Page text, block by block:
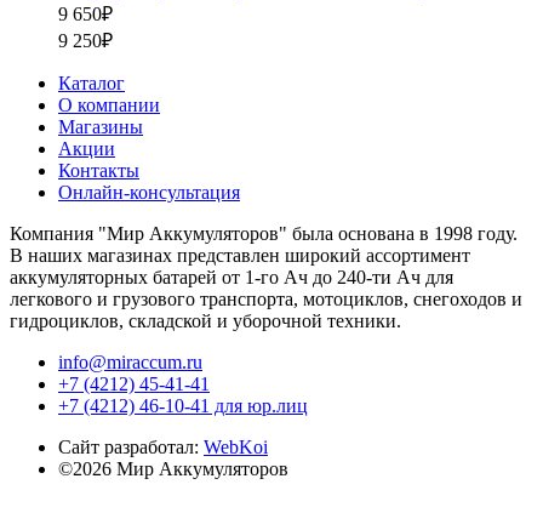
9 650₽
9 250₽
Каталог
О компании
Магазины
Акции
Контакты
Онлайн-консультация
Компания "Мир Аккумуляторов" была основана в 1998 году.
В наших магазинах представлен широкий ассортимент
аккумуляторных батарей от 1-го Ач до 240-ти Ач для
легкового и грузового транспорта, мотоциклов, снегоходов и
гидроциклов, складской и уборочной техники.
info@miraccum.ru
+7 (4212) 45-41-41
+7 (4212) 46-10-41 для юр.лиц
Сайт разработал: WebKoi
©2026 Мир Аккумуляторов